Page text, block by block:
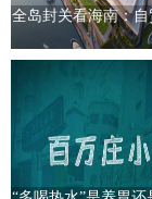
全岛封关看海南：自